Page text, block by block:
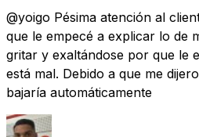
@yoigo Pésima atención al
que le empecé a explicar lo de
gritar y exaltándose por que le
está mal. Debido a que me
bajaría automáticamente